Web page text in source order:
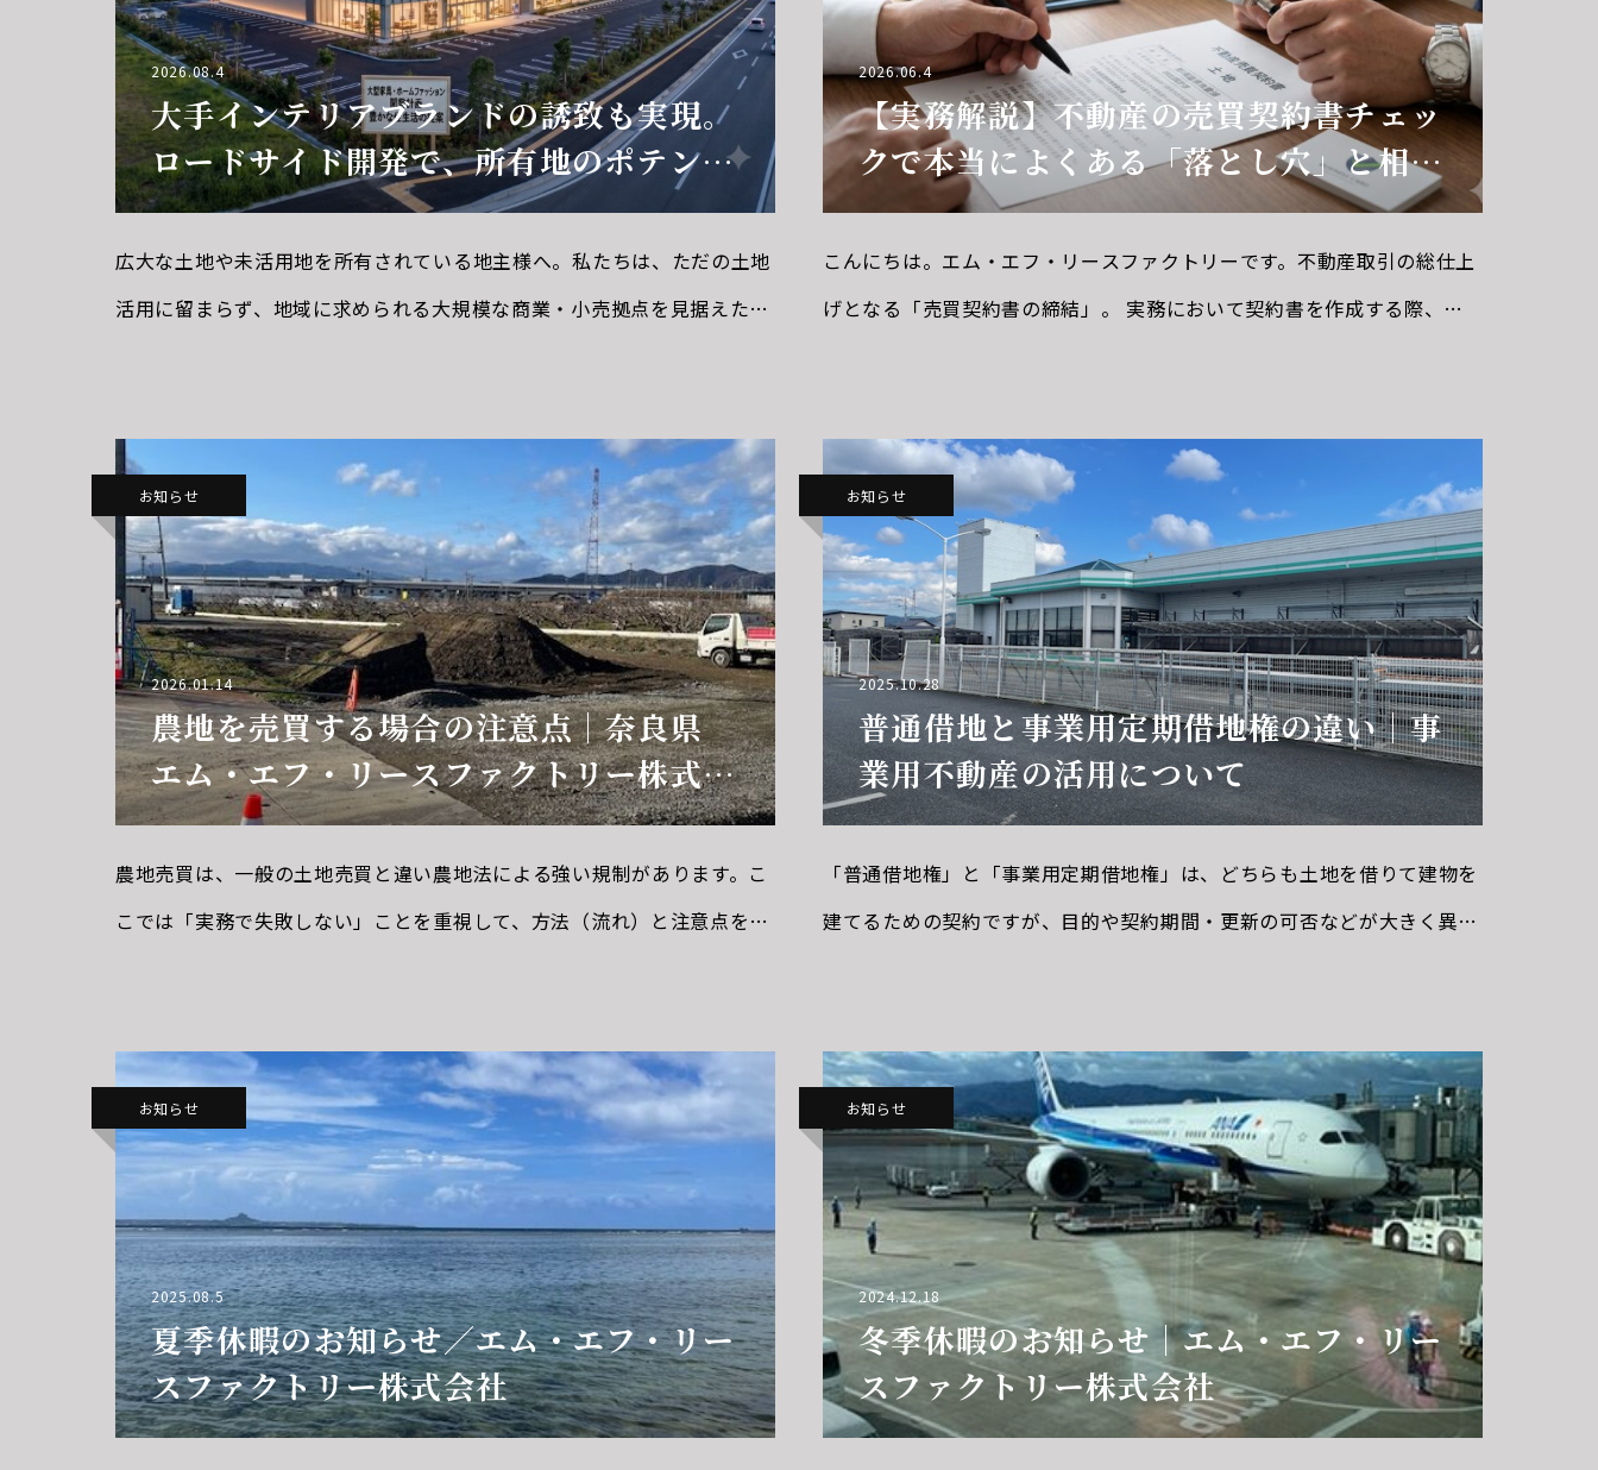
2026.08.4
大手インテリアブランドの誘致も実現。
ロードサイド開発で、所有地のポテンシ
ャルを最大化する土地活用
広大な土地や未活用地を所有されている地主様へ。私たちは、ただの土地
活用に留まらず、地域に求められる大規模な商業・小売拠点を見据えた戦
2026.06.4
【実務解説】不動産の売買契約書チェッ
クで本当によくある「落とし穴」と相違
点
こんにちは。エム・エフ・リースファクトリーです。不動産取引の総仕上
げとなる「売買契約書の締結」。 実務において契約書を作成する際、ベ
す。
お知らせ
2026.01.14
農地を売買する場合の注意点｜奈良県
エム・エフ・リースファクトリー株式会
社
農地売買は、一般の土地売買と違い農地法による強い規制があります。こ
こでは「実務で失敗しない」ことを重視して、方法（流れ）と注意点を体
お知らせ
2025.10.28
普通借地と事業用定期借地権の違い｜事
業用不動産の活用について
「普通借地権」と「事業用定期借地権」は、どちらも土地を借りて建物を
建てるための契約ですが、目的や契約期間・更新の可否などが大きく異な
お知らせ
2025.08.5
夏季休暇のお知らせ／エム・エフ・リー
スファクトリー株式会社
お知らせ
2024.12.18
冬季休暇のお知らせ｜エム・エフ・リー
スファクトリー株式会社